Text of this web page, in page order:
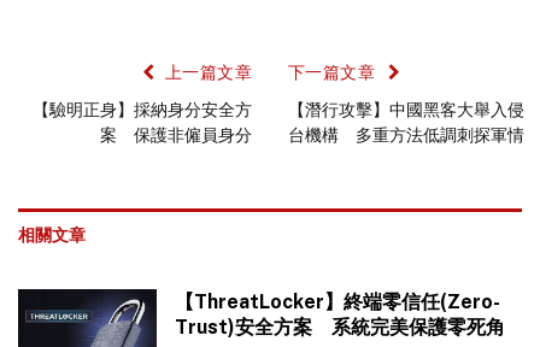
上一篇文章
【驗明正身】採納身分安全方
案 保護非僱員身分
下一篇文章
【潛行攻擊】中國黑客大舉入侵
台機構 多重方法低調刺探軍情
相關文章
【ThreatLocker】終端零信任(Zero-
Trust)安全方案 系統完美保護零死角